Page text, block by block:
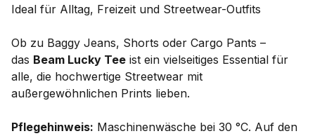
Ideal für Alltag, Freizeit und Streetwear-Outfits
Ob zu Baggy Jeans, Shorts oder Cargo Pants –
das Beam Lucky Tee ist ein vielseitiges Essential für
alle, die hochwertige Streetwear mit
außergewöhnlichen Prints lieben.
Pflegehinweis: Maschinenwäsche bei 30 °C. Auf den